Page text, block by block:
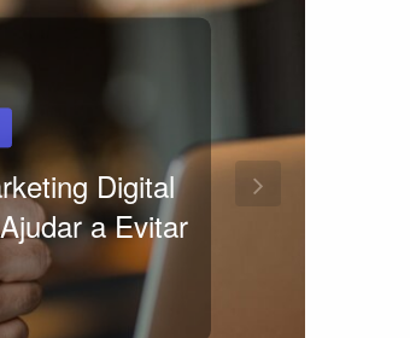
Digital
a Evitar